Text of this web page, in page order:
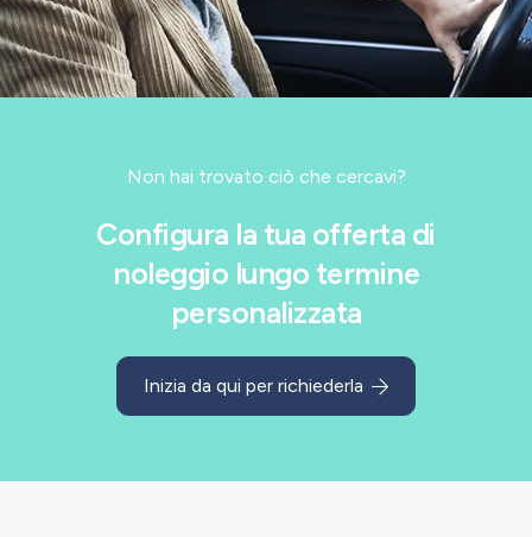
Non hai trovato ciò che cercavi?
Configura la tua offerta di
noleggio lungo termine
personalizzata
Inizia da qui per richiederla